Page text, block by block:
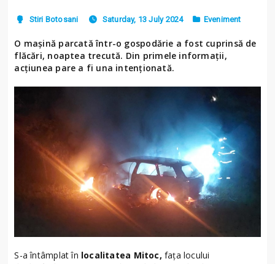
Stiri Botosani Saturday, 13 July 2024 Eveniment
O mașină parcată într-o gospodărie a fost cuprinsă de
flăcări, noaptea trecută. Din primele informații,
acțiunea pare a fi una intenționată.
S-a întâmplat în localitatea Mitoc, fața locului